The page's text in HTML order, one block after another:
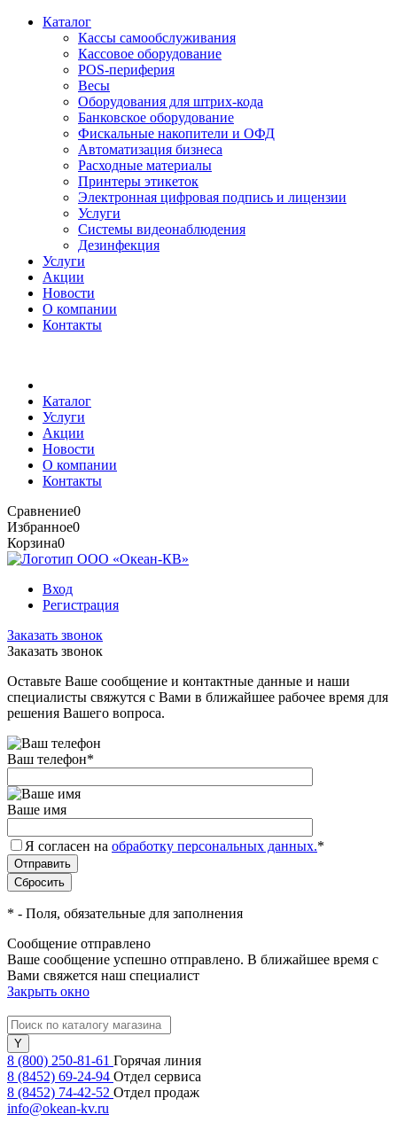
Каталог
Кассы самообслуживания
Кассовое оборудование
POS-периферия
Весы
Оборудования для штрих-кода
Банковское оборудование
Фискальные накопители и ОФД
Автоматизация бизнеса
Расходные материалы
Принтеры этикеток
Электронная цифровая подпись и лицензии
Услуги
Системы видеонаблюдения
Дезинфекция
Услуги
Акции
Новости
О компании
Контакты
Каталог
Услуги
Акции
Новости
О компании
Контакты
Сравнение0
Избранное0
Корзина0
Вход
Регистрация
Заказать звонок
Заказать звонок
Оставьте Ваше сообщение и контактные данные и наши
специалисты свяжутся с Вами в ближайшее рабочее время для
решения Вашего вопроса.
Ваш телефон*
Ваше имя
Я согласен на обработку персональных данных.*
* - Поля, обязательные для заполнения
Сообщение отправлено
Ваше сообщение успешно отправлено. В ближайшее время с
Вами свяжется наш специалист
Закрыть окно
8 (800) 250-81-61 Горячая линия
8 (8452) 69-24-94 Отдел сервиса
8 (8452) 74-42-52 Отдел продаж
info@okean-kv.ru